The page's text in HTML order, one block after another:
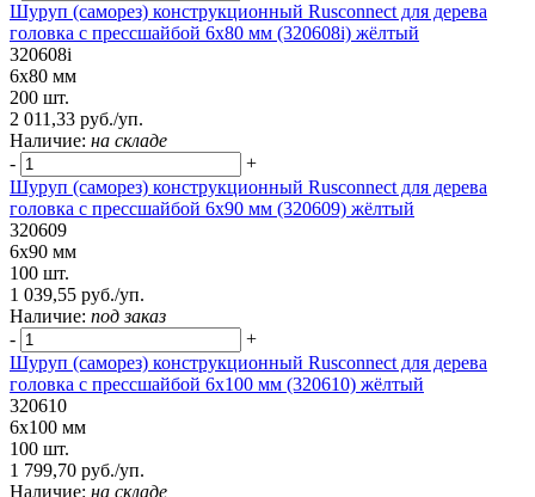
Шуруп (саморез) конструкционный Rusconnect для дерева
головка с прессшайбой 6х80 мм (320608i) жёлтый
320608i
6х80 мм
200 шт.
2 011,33 руб./уп.
Наличие: на складе
-
+
Шуруп (саморез) конструкционный Rusconnect для дерева
головка с прессшайбой 6х90 мм (320609) жёлтый
320609
6х90 мм
100 шт.
1 039,55 руб./уп.
Наличие: под заказ
-
+
Шуруп (саморез) конструкционный Rusconnect для дерева
головка с прессшайбой 6х100 мм (320610) жёлтый
320610
6х100 мм
100 шт.
1 799,70 руб./уп.
Наличие: на складе